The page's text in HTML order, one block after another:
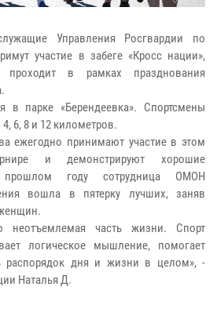
Управления Росгвардии по
участие в забеге «Кросс нации»,
проходит в рамках празднования
в парке «Берендеевка». Спортсмены
6, 8 и 12 километров.
ежегодно принимают участие в этом
и демонстрируют хорошие
году сотрудница ОМОН
вошла в пятерку лучших, заняв
часть жизни. Спорт
логическое мышление, помогает
распорядок дня и жизни в целом», -
Наталья Д.